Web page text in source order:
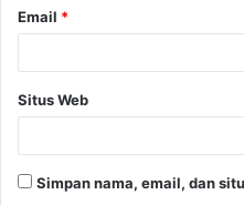
Email *
Situs Web
Simpan nama, email, dan